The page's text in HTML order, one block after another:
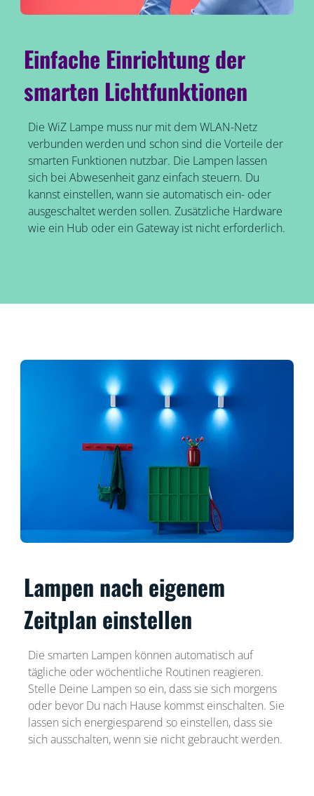
Einfache Einrichtung der
smarten Lichtfunktionen
Die WiZ Lampe muss nur mit dem WLAN-Netz
verbunden werden und schon sind die Vorteile der
smarten Funktionen nutzbar. Die Lampen lassen
sich bei Abwesenheit ganz einfach steuern. Du
kannst einstellen, wann sie automatisch ein- oder
ausgeschaltet werden sollen. Zusätzliche Hardware
wie ein Hub oder ein Gateway ist nicht erforderlich.
Lampen nach eigenem
Zeitplan einstellen
Die smarten Lampen können automatisch auf
tägliche oder wöchentliche Routinen reagieren.
Stelle Deine Lampen so ein, dass sie sich morgens
oder bevor Du nach Hause kommst einschalten. Sie
lassen sich energiesparend so einstellen, dass sie
sich ausschalten, wenn sie nicht gebraucht werden.